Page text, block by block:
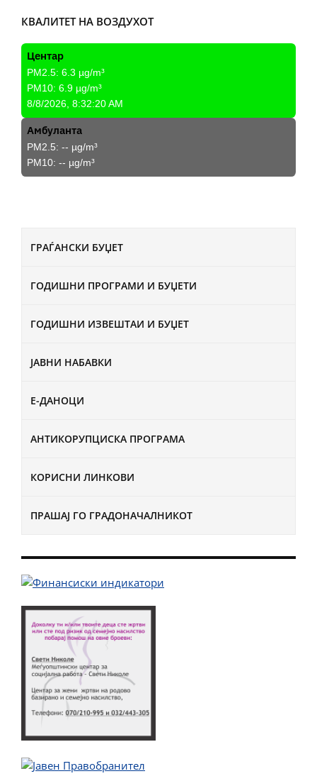
ГРАЃАНСКИ БУЏЕТ
ГОДИШНИ ПРОГРАМИ И БУЏЕТИ
ГОДИШНИ ИЗВЕШТАИ И БУЏЕТ
ЈАВНИ НАБАВКИ
Е-ДАНОЦИ
АНТИКОРУПЦИСКА ПРОГРАМА
КОРИСНИ ЛИНКОВИ
ПРАШАЈ ГО ГРАДОНАЧАЛНИКОТ
КВАЛИТЕТ НА ВОЗДУХОТ
Центар
PM2.5: 6.3 µg/m³
PM10: 6.9 µg/m³
8/8/2026, 8:32:20 AM
Амбуланта
PM2.5: -- µg/m³
PM10: -- µg/m³